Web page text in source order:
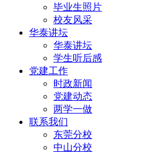
毕业生照片
校友风采
华泰讲坛
华泰讲坛
学生听后感
党建工作
时政新闻
党建动态
两学一做
联系我们
东莞分校
中山分校